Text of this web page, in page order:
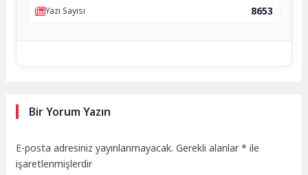
Yazı Sayısı
8653
Bir Yorum Yazın
E-posta adresiniz yayınlanmayacak. Gerekli alanlar* ile
işaretlenmişlerdir